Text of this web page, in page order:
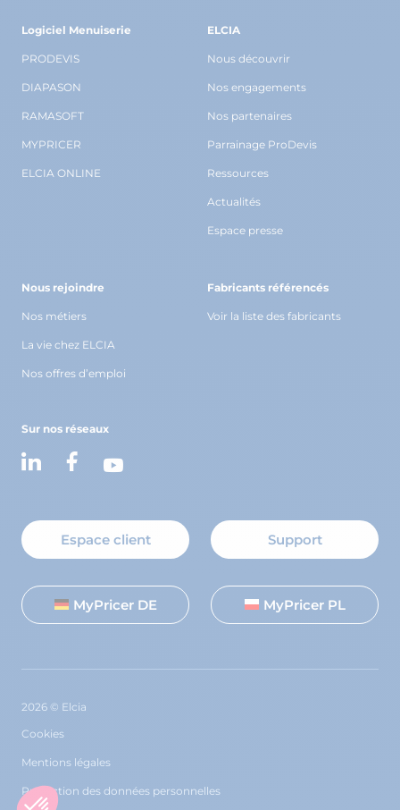
Logiciel Menuiserie
PRODEVIS
DIAPASON
RAMASOFT
MYPRICER
ELCIA ONLINE
ELCIA
Nous découvrir
Nos engagements
Nos partenaires
Parrainage ProDevis
Ressources
Actualités
Espace presse
Nous rejoindre
Nos métiers
La vie chez ELCIA
Nos offres d’emploi
Fabricants référencés
Voir la liste des fabricants
Sur nos réseaux
Espace client Support
MyPricer DE MyPricer PL
2026 © Elcia
Cookies
Mentions légales
Protection des données personnelles